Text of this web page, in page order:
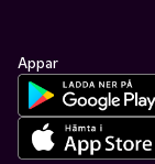
Appar